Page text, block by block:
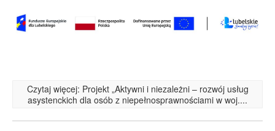
Czytaj więcej: Projekt „Aktywni i niezależni – rozwój usług
asystenckich dla osób z niepełnosprawnościami w woj....